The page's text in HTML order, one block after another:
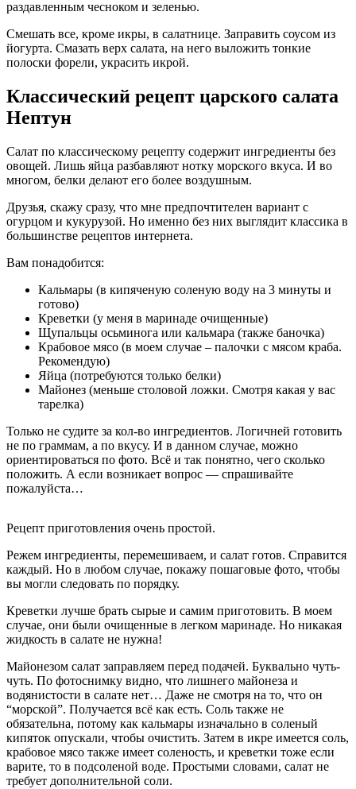
раздавленным чесноком и зеленью.
Смешать все, кроме икры, в салатнице. Заправить соусом из
йогурта. Смазать верх салата, на него выложить тонкие
полоски форели, украсить икрой.
Классический рецепт царского салата
Нептун
Салат по классическому рецепту содержит ингредиенты без
овощей. Лишь яйца разбавляют нотку морского вкуса. И во
многом, белки делают его более воздушным.
Друзья, скажу сразу, что мне предпочтителен вариант с
огурцом и кукурузой. Но именно без них выглядит классика в
большинстве рецептов интернета.
Вам понадобится:
Кальмары (в кипяченую соленую воду на 3 минуты и
готово)
Креветки (у меня в маринаде очищенные)
Щупальцы осьминога или кальмара (также баночка)
Крабовое мясо (в моем случае – палочки с мясом краба.
Рекомендую)
Яйца (потребуются только белки)
Майонез (меньше столовой ложки. Смотря какая у вас
тарелка)
Только не судите за кол-во ингредиентов. Логичней готовить
не по граммам, а по вкусу. И в данном случае, можно
ориентироваться по фото. Всё и так понятно, чего сколько
положить. А если возникает вопрос — спрашивайте
пожалуйста…
Рецепт приготовления очень простой.
Режем ингредиенты, перемешиваем, и салат готов. Справится
каждый. Но в любом случае, покажу пошаговые фото, чтобы
вы могли следовать по порядку.
Креветки лучше брать сырые и самим приготовить. В моем
случае, они были очищенные в легком маринаде. Но никакая
жидкость в салате не нужна!
Майонезом салат заправляем перед подачей. Буквально чуть-
чуть. По фотоснимку видно, что лишнего майонеза и
водянистости в салате нет… Даже не смотря на то, что он
“морской”. Получается всё как есть. Соль также не
обязательна, потому как кальмары изначально в соленый
кипяток опускали, чтобы очистить. Затем в икре имеется соль,
крабовое мясо также имеет соленость, и креветки тоже если
варите, то в подсоленой воде. Простыми словами, салат не
требует дополнительной соли.